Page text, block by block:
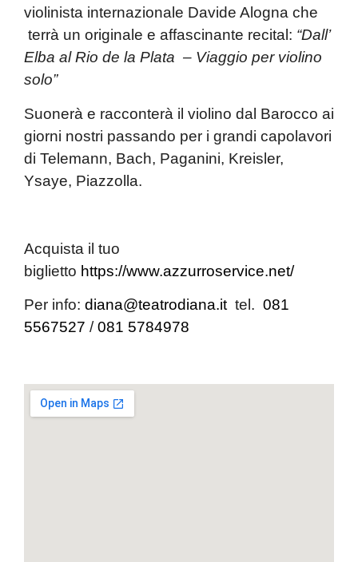
violinista internazionale Davide Alogna che
terrà un originale e affascinante recital: “Dall’
Elba al Rio de la Plata – Viaggio per violino
solo”
Suonerà e racconterà il violino dal Barocco ai
giorni nostri passando per i grandi capolavori
di Telemann, Bach, Paganini, Kreisler,
Ysaye, Piazzolla.
Acquista il tuo
biglietto https://www.azzurroservice.net/
Per info: diana@teatrodiana.it tel. 081
5567527 /081 5784978